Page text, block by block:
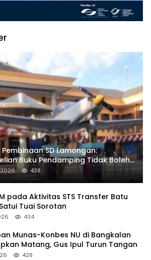
SD Lamongan:
Buku Pendamping Tidak Boleh
2026 438
pada Aktivitas STS Transfer Batu
Tuai Sorotan
434
Munas-Konbes NU di Bangkalan
Matang, Gus Ipul Turun Tangan
428